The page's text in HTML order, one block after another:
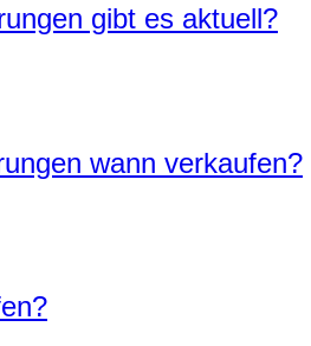
gibt es aktuell?
wann verkaufen?